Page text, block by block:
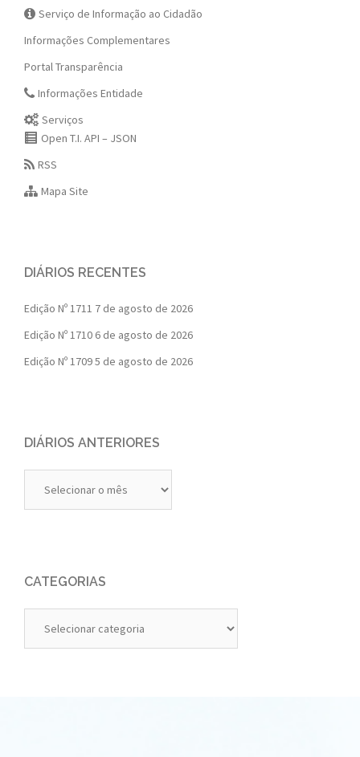
Serviço de Informação ao Cidadão
Informações Complementares
Portal Transparência
Informações Entidade
Serviços
Open T.I. API – JSON
RSS
Mapa Site
DIÁRIOS RECENTES
Edição Nº 1711 7 de agosto de 2026
Edição Nº 1710 6 de agosto de 2026
Edição Nº 17095 de agosto de 2026
DIÁRIOS ANTERIORES
Anteriores
CATEGORIAS